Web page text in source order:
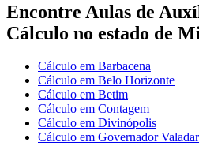
Encontre Aulas de
Cálculo no estado de
Cálculo em Barbacena
Cálculo em Belo Horizonte
Cálculo em Betim
Cálculo em Contagem
Cálculo em Divinópolis
Cálculo em Governador